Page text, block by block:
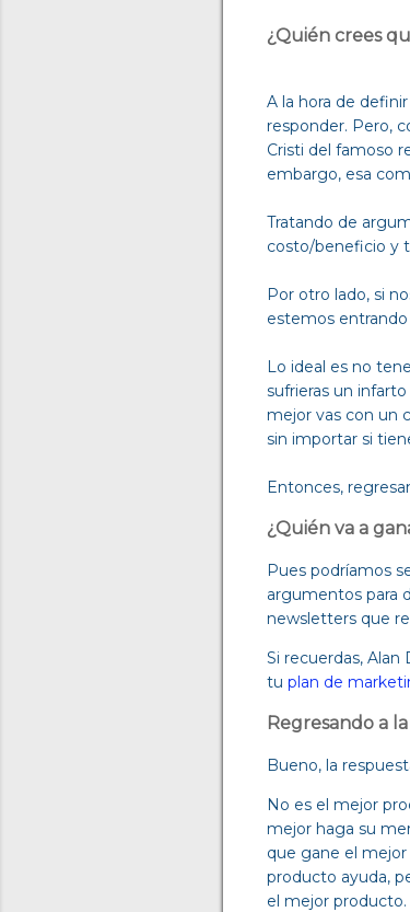
¿Quién crees
A la hora de
responder. Pero,
Cristi del famoso
embargo, esa
Tratando de
costo/beneficio y
Por otro lado, si
estemos
Lo ideal es no
sufrieras un
mejor vas con un
sin importar si
Entonces,
¿Quién va a
Pues podríamos
argumentos para
newsletters que
Si recuerdas, Alan
tu plan de
Regresando a
Bueno, la
No es el mejor
mejor haga su
que gane el
producto ayuda,
el mejor producto.